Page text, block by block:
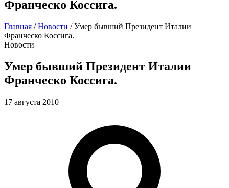
Франческо Коссига.
Главная / Новости / Умер бывший Президент Италии
Франческо Коссига.
Новости
Умер бывший Президент Италии
Франческо Коссига.
17 августа 2010